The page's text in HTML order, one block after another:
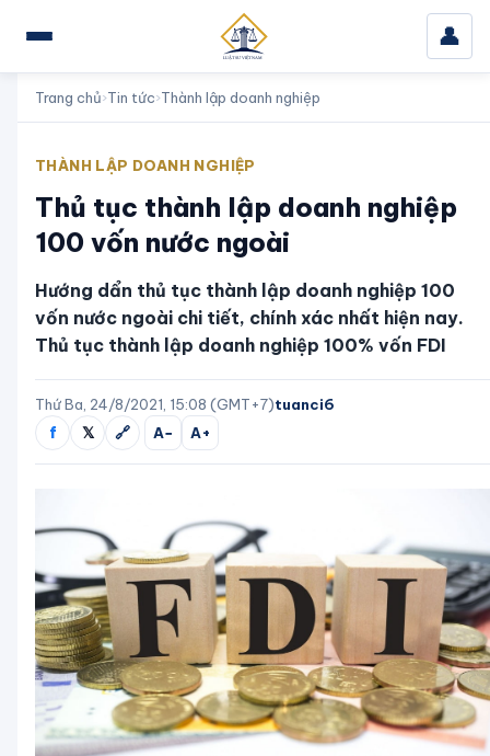
👤
Trang chủ›Tin tức›Thành lập doanh nghiệp
THÀNH LẬP DOANH NGHIỆP
Thủ tục thành lập doanh nghiệp
100 vốn nước ngoài
Hướng dẩn thủ tục thành lập doanh nghiệp 100
vốn nước ngoài chi tiết, chính xác nhất hiện nay.
Thủ tục thành lập doanh nghiệp 100% vốn FDI
Thứ Ba, 24/8/2021, 15:08 (GMT+7)tuanci6
f 𝕏 🔗 A− A+